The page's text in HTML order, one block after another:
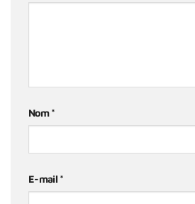
Nom*
E-mail *